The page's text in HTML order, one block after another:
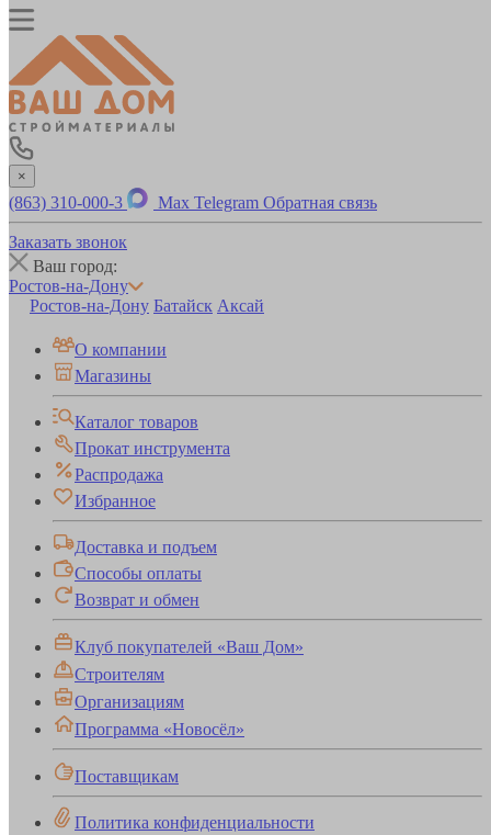
×
(863) 310-000-3 Max Telegram Обратная связь
Заказать звонок
Ваш город:
Ростов-на-Дону
Ростов-на-Дону Батайск Аксай
О компании
Магазины
Каталог товаров
Прокат инструмента
Распродажа
Избранное
Доставка и подъем
Способы оплаты
Возврат и обмен
Клуб покупателей «Ваш Дом»
Строителям
Организациям
Программа «Новосёл»
Поставщикам
Политика конфиденциальности